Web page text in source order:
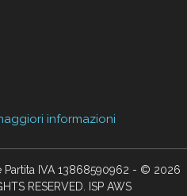
informazioni
IVA 13868590962 - © 2026
RESERVED. ISP AWS